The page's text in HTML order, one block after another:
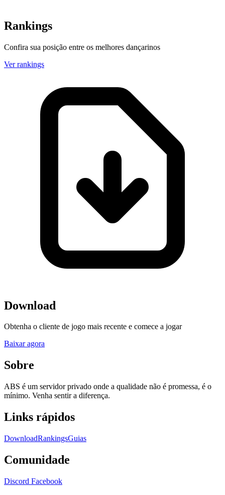
Rankings
Confira sua posição entre os melhores dançarinos
Ver rankings
Download
Obtenha o cliente de jogo mais recente e comece a jogar
Baixar agora
Sobre
ABS é um servidor privado onde a qualidade não é promessa, é o
mínimo. Venha sentir a diferença.
Links rápidos
DownloadRankingsGuias
Comunidade
Discord Facebook